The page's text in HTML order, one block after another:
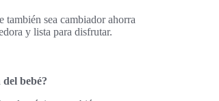
también sea cambiador ahorra
y lista para disfrutar.
bebé?